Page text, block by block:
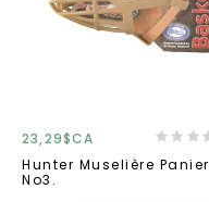
23,29$CA
Hunter Muselière Panier
No3.